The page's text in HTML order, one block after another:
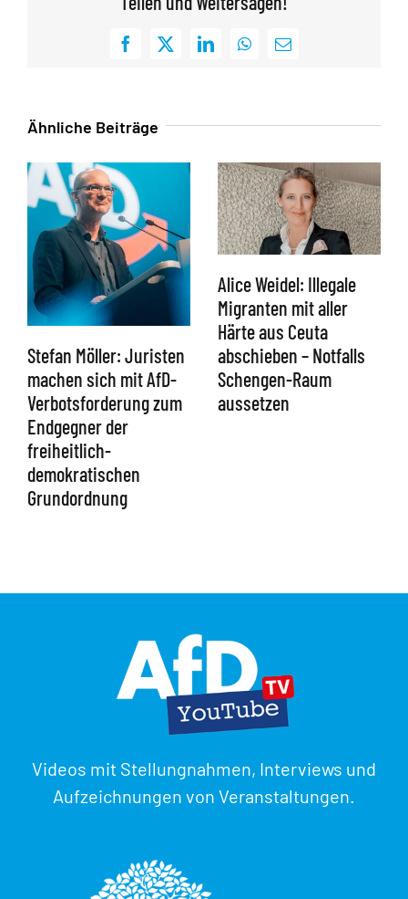
Facebook
X LinkedInWhatsApp
E-
Ähnliche Beiträge
Stefan Möller: Juristen
machen sich mit AfD-
Verbotsforderung zum
Endgegner der
freiheitlich-
demokratischen
Grundordnung
Alice Weidel: Illegale
Migranten mit aller
Härte aus Ceuta
abschieben – Notfalls
Schengen-Raum
aussetzen
Videos mit Stellungnahmen, Interviews und
Aufzeichnungen von Veranstaltungen.